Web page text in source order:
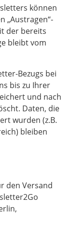
können
„Austragen“-
der bereits
bleibt vom
Bezugs bei
bis zu Ihrer
und nach
Daten, die
wurden (z.B.
bleiben
den Versand